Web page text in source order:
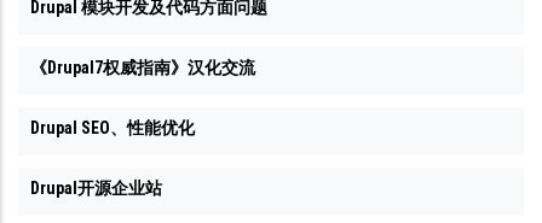
Drupal 模块开发及代码方面问题
《Drupal7权威指南》汉化交流
Drupal SEO、性能优化
Drupal开源企业站